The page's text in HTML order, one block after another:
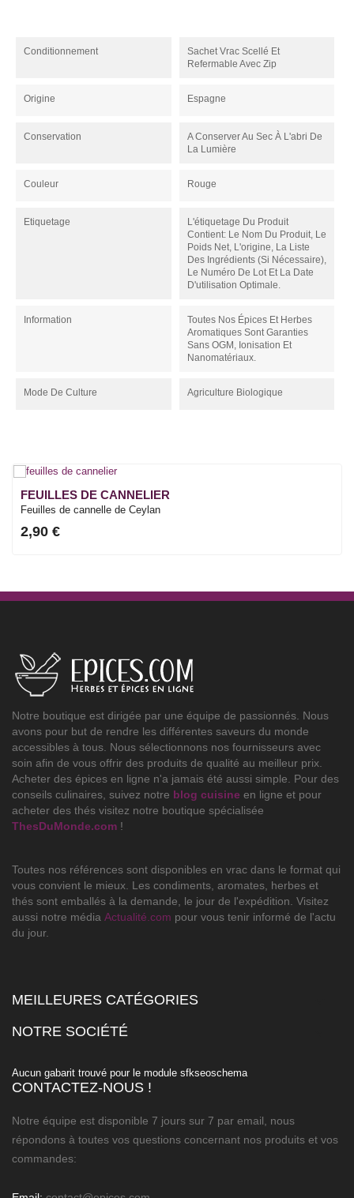
Conditionnement
Sachet Vrac Scellé Et
Refermable Avec Zip
Origine Espagne
Conservation
A Conserver Au Sec À L'abri De
La Lumière
Couleur Rouge
Etiquetage
L'étiquetage Du Produit
Contient: Le Nom Du Produit, Le
Poids Net, L'origine, La Liste
Des Ingrédients (si Nécessaire),
Le Numéro De Lot Et La Date
D'utilisation Optimale.
Information
Toutes Nos Épices Et Herbes
Aromatiques Sont Garanties
Sans OGM, Ionisation Et
Nanomatériaux.
Mode De Culture Agriculture Biologique
FEUILLES DE CANNELIER
Feuilles de cannelle de Ceylan
2,90 €
Notre boutique est dirigée par une équipe de passionnés. Nous
avons pour but de rendre les différentes saveurs du monde
accessibles à tous. Nous sélectionnons nos fournisseurs avec
soin afin de vous offrir des produits de qualité au meilleur prix.
Acheter des épices en ligne n'a jamais été aussi simple. Pour des
conseils culinaires, suivez notre blog cuisine en ligne et pour
acheter des thés visitez notre boutique spécialisée
ThesDuMonde.com !
Toutes nos références sont disponibles en vrac dans le format qui
vous convient le mieux. Les condiments, aromates, herbes et
thés sont emballés à la demande, le jour de l'expédition. Visitez
aussi notre média Actualité.com pour vous tenir informé de l'actu
du jour.
MEILLEURES CATÉGORIES
NOTRE SOCIÉTÉ
Aucun gabarit trouvé pour le module sfkseoschema
CONTACTEZ-NOUS !
Notre équipe est disponible 7 jours sur 7 par email, nous
répondons à toutes vos questions concernant nos produits et vos
commandes: